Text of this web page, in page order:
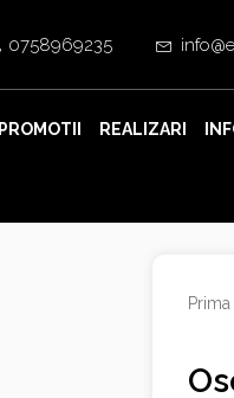
0758969235
PROMOTII REALIZARI